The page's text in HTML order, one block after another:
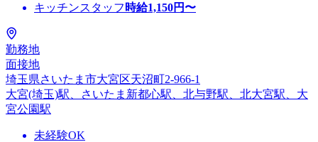
キッチンスタッフ 時給1,150円〜
勤務地
面接地
埼玉県さいたま市大宮区天沼町2-966-1
大宮(埼玉)駅、さいたま新都心駅、北与野駅、北大宮駅、大
宮公園駅
未経験OK